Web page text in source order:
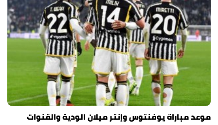
موعد مباراة يوفنتوس وإنتر ميلان الودية والقنوات